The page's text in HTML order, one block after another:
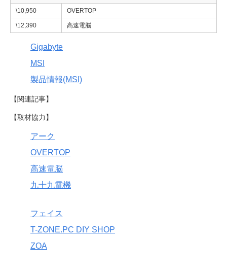
\10,950 OVERTOP
\12,390 高速電脳
Gigabyte
MSI
製品情報(MSI)
【関連記事】
【取材協力】
アーク
OVERTOP
高速電脳
九十九電機
フェイス
T-ZONE.PC DIY SHOP
ZOA